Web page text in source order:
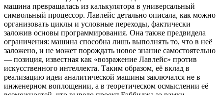
машина превращалась из калькулятора в универсальный
символьный процессор. Лавлейс детально описала, как можно
организовать циклы и условные переходы, фактически
заложив основы программирования. Она также предвидела
ограничения: машина способна лишь выполнять то, что в неё
заложено, и не может порождать новое знание самостоятельно
— позиция, известная как «возражение Лавлейс» против
искусственного интеллекта. Таким образом, её вклад в
реализацию идеи аналитической машины заключался не в
инженерном воплощении, а в теоретическом осмыслении её